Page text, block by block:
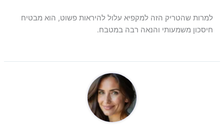
למרות שהטריק הזה למקפיא עלול להיראות פשוט, הוא מבטיח
חיסכון משמעותי והנאה רבה במטבח.